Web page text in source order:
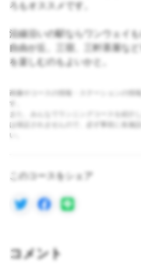
ろもオススメです。
沿線沿いの駅ならワンウェイも
自由が丘、三宿、三軒茶屋な
を楽しむのもよいかと。
画像やコースの情報・ステーションの情
す。
また、みんなでランニングコースを紹介
は保証されませんので、必ず事前に各施
い。
このコースをシェア
コメント